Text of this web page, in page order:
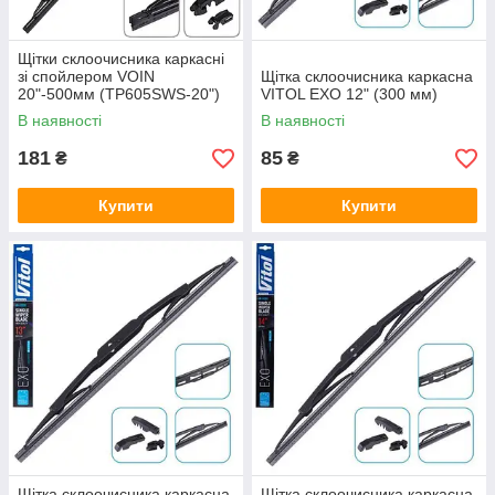
Щітки склоочисника каркасні
зі спойлером VOIN
20"-500мм (TP605SWS-20")
DRIVER
В наявності
181 ₴
Купити
Щітка склоочисника каркасна
VITOL EXO 12" (300 мм)
В наявності
85 ₴
Купити